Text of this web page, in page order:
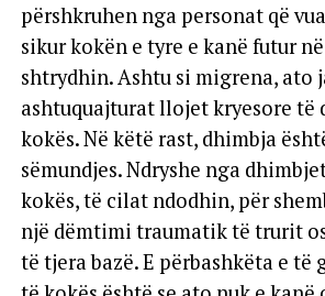
përshkruhen nga personat që
sikur kokën e tyre e kanë futur
shtrydhin. Ashtu si migrena, ato
ashtuquajturat llojet kryesore të
kokës. Në këtë rast, dhimbja
sëmundjes. Ndryshe nga
kokës, të cilat ndodhin, për
një dëmtimi traumatik të trurit
të tjera bazë. E përbashkëta e të